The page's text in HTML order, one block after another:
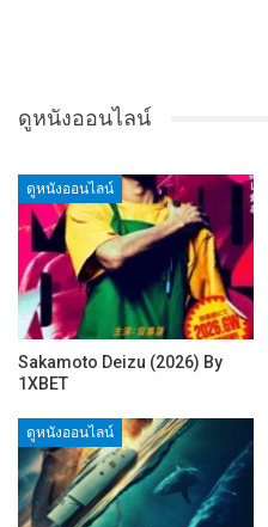
ดูหนังออนไลน์
ดูหนังออนไลน์
Sakamoto Deizu (2026) By
1XBET
ดูหนังออนไลน์